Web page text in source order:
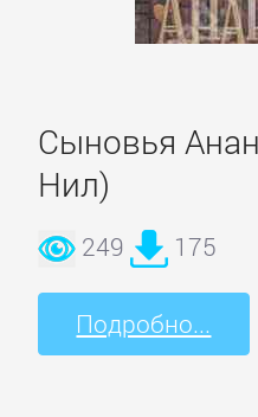
Сыновья
Нил)
249 175
Подробно...
Детская
фантастика
Детские
детективы